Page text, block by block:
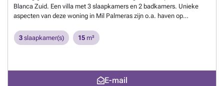
Blanca Zuid. Een villa met 3 slaapkamers en 2 badkamers. Unieke
aspecten van deze woning in Mil Palmeras zijn o.a. haven op
voorzieningen op wandelafstand, fietsafstand strand, wandelafstand
strand, gemeenschappelijke tuin.
3 slaapkamer(s) 15 m²
E-mail